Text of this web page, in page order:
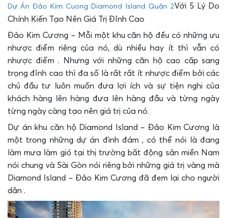
Dự Án Đảo Kim Cuong Diamond Island Quận 2Với 5 Lý Do
Chính Kiến Tạo Nên Giá Trị Đỉnh Cao
Đảo Kim Cương – Mỗi một khu căn hộ đều có những ưu
nhược điểm riêng của nó, dù nhiều hay ít thì vẫn có
nhược điểm . Nhưng với những căn hộ cao cấp sang
trọng đỉnh cao thì đa số là rất rất ít nhược điểm bởi các
chủ đầu tư luôn muốn đưa lợi ích và sự tiện nghi của
khách hàng lên hàng đưa lên hàng đầu và từng ngày
từng ngày càng tạo nên giá trị của nó.
Dự án khu căn hộ Diamond Island – Đảo Kim Cương là
một trong những dự án đình đám , có thể nói là đang
làm mưa làm gió tại thị trường bất động sản miền Nam
nói chung và Sài Gòn nói riêng bởi những giá trị vàng mà
Diamond Island – Đảo Kim Cương đã đem lại cho người
dân .